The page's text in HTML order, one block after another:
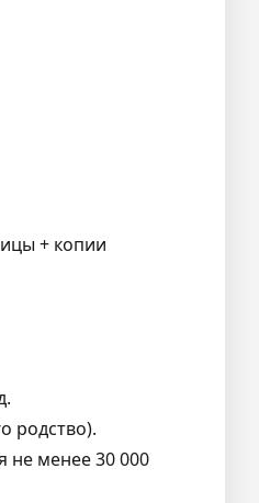
+ копии
родство).
не менее 30 000